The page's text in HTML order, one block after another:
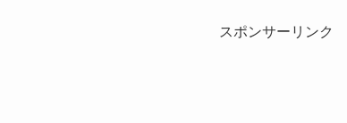
スポンサーリンク